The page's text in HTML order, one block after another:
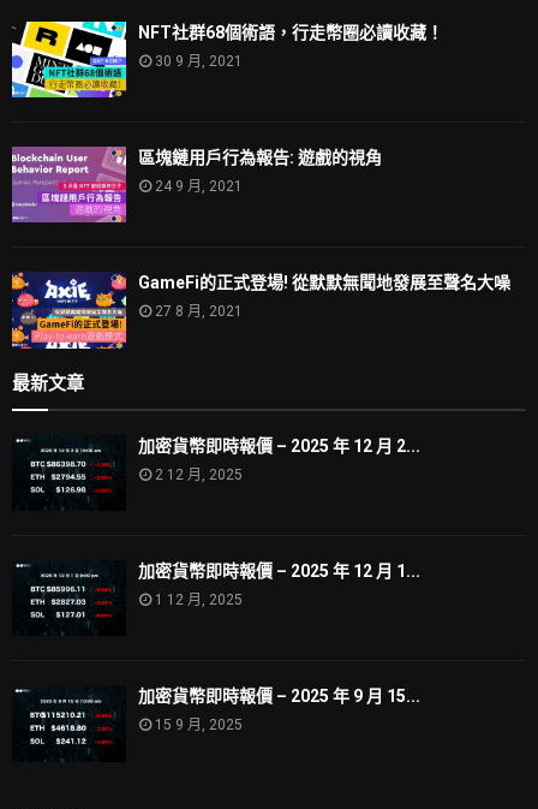
NFT社群68個術語，行走幣圈必讀收藏！
30 9 月, 2021
區塊鏈用戶行為報告: 遊戲的視角
24 9 月, 2021
GameFi的正式登場! 從默默無聞地發展至聲名大噪
27 8 月, 2021
最新文章
加密貨幣即時報價 – 2025 年 12 月 2...
2 12 月, 2025
加密貨幣即時報價 – 2025 年 12 月 1...
1 12 月, 2025
加密貨幣即時報價 – 2025 年 9 月 15...
15 9 月, 2025